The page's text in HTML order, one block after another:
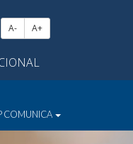
A- A+
COMUNICA